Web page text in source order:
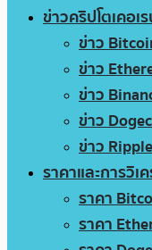
ข่าวคริปโตเคอเ
ข่าว
ข่าว
ข่าว
ข่าว
ข่าว
ราคาและการวิเ
ราคา
ราคา